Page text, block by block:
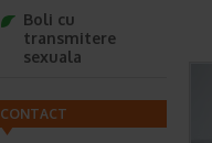
Boli cu
transmitere
sexuala
CONTACT